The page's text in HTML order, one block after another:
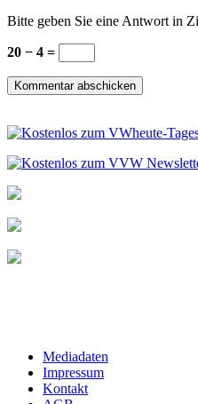
Bitte geben Sie eine Antwort in
20 − 4 =
Mediadaten
Impressum
Kontakt